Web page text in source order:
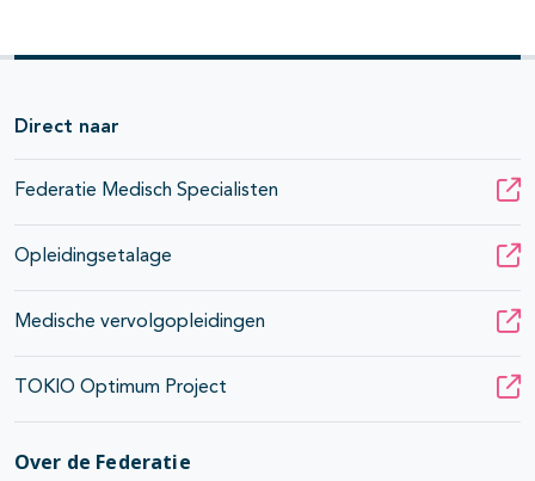
Direct naar
Federatie Medisch Specialisten
Opleidingsetalage
Medische vervolgopleidingen
TOKIO Optimum Project
Over de Federatie